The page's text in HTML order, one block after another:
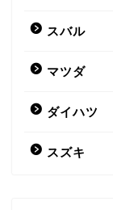
スバル
マツダ
ダイハツ
スズキ